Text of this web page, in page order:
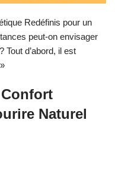
Redéfinis pour un
peut-on envisager
Tout d’abord, il est
Naturel